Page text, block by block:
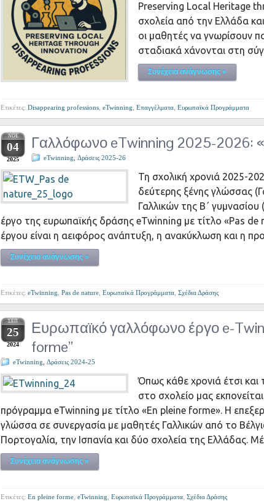
Preserving Local Heritage
σχολεία από την Ελλάδα
οι μαθητές να γνωρίσουν
σταδιακά χάνονται στη
Συνέχεια ανάγνωσης »
Ετικέτες: Disappearing professions eTwinning Επαγγέλματα Ευρωπαϊκά Προγράμματα
ΝΟΈ
04
2025
Γαλλόφωνο eTwinning 2025-2026:
eTwinning Δράσεις 2025-26
Τη σχολική χρονιά 2025-
δεύτερης ξένης γλώσσας
Γαλλικών της Β΄
έργο της ευρωπαϊκής δράσης eTwinning με τίτλο «Pas
έργου είναι η αειφόρος ανάπτυξη, η ανακύκλωση και η
Συνέχεια ανάγνωσης »
Ετικέτες: eTwinning Pas de nature Ευρωπαϊκά Προγράμματα Σχέδια Δράσης
ΣΕΠ
25
2024
Ευρωπαϊκό γαλλόφωνο έργο e-
forme”
eTwinning Δράσεις 2024-25
Όπως κάθε χρονιά έτσι και
στο σχολείο μας
πρόγραμμα eTwinning με τίτλο «En pleine forme». Η
γλώσσα σε συνεργασία με μαθητές Γαλλικών από το
Πορτογαλία, την Ισπανία και δύο σχολεία της Ελλάδας.
Συνέχεια ανάγνωσης »
Ετικέτες: En pleine forme eTwinning Ευρωπαϊκά Προγράμματα Σχέδια Δράσης